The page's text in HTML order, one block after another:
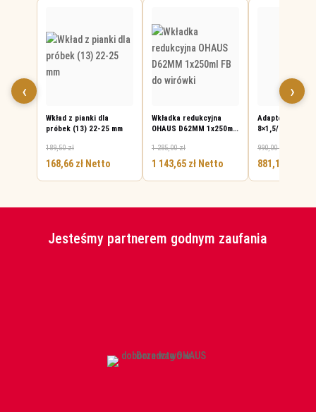
‹
Wkład z pianki dla
próbek (13) 22-25 mm
189,50zł
Pierwotna
cena
168,66 zł Aktualna
cena
Netto
Wkładka redukcyjna
OHAUS D62MM 1x250ml
1 285,00zł
Pierwotna
cena
1 143,65 zł Aktualna
cena
Netto
Adapter OHAUS
8×1,5/2,0 ml do
990,00
Pierwotna
cena
881,10
›
Jesteśmy partnerem godnym zaufania